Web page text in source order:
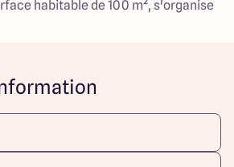
habitable de 100 m², s'organise
2 chambres cosy qui sauront
ou vos invités. Le vaste salon de 40
sol, alliant praticité et sécurité. Le
par pompe à chaleur et une
individuelle garantissent un